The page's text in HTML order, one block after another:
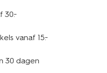
30.-
vanaf 15.-
30 dagen